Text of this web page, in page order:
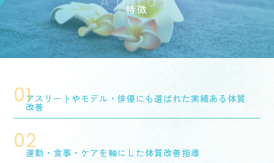
特徴
01アスリートやモデル・俳優にも選ばれた実績ある体質
改善
02運動・食事・ケアを軸にした体質改善指導